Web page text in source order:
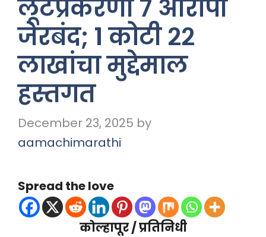
लूटप्रकरणी ७ आरोपी
जेरबंद; १ कोटी २२
लाखांचा मुद्देमाल
हस्तगत
December 23, 2025 by
aamachimarathi
Spread the love
कोल्हापूर / प्रतिनिधी